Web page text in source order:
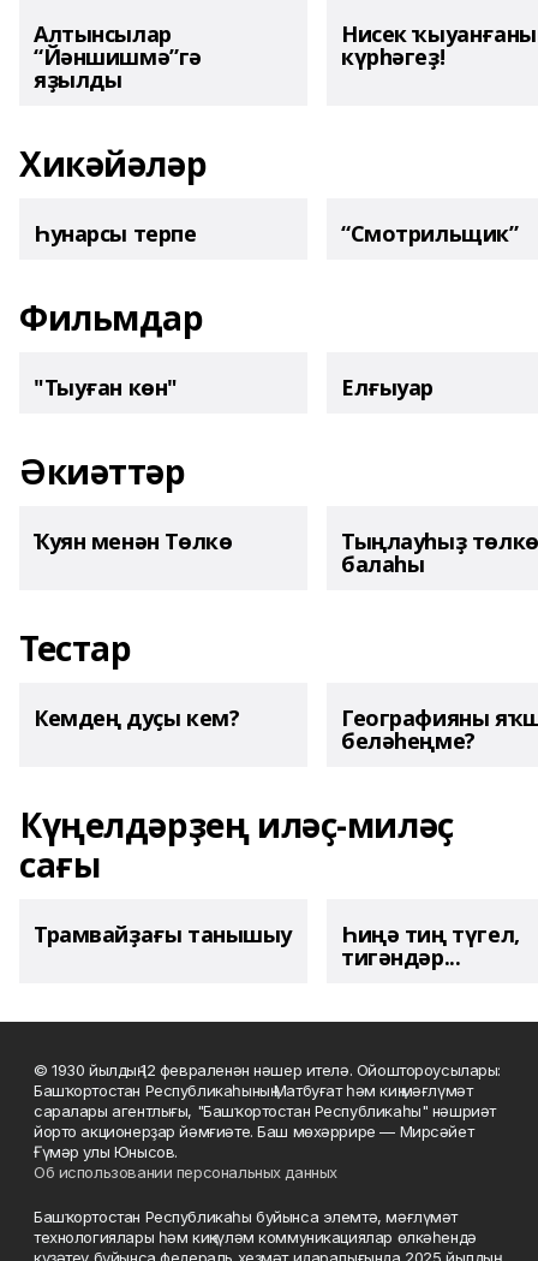
Алтынсылар
“Йәншишмә”гә
яҙылды
Нисек
күрһәгеҙ!
Хикәйәләр
Һунарсы терпе “Смотрильщик”
Фильмдар
"Тыуған көн" Елғыуар
Әкиәттәр
Ҡуян менән Төлкө Тыңлауһыҙ төлкө
балаһы
Тестар
Кемдең дуҫы кем? Географияны
беләһеңме?
Күңелдәрҙең иләҫ-миләҫ
сағы
Трамвайҙағы танышыу Һиңә тиң түгел,
тигәндәр...
© 1930 йылдың 12 февраленән нәшер ителә. Ойоштороусылары:
Башҡортостан Республикаһының Матбуғат һәм киң мәғлүмәт
саралары агентлығы, "Башҡортостан Республикаһы" нәшриәт
йорто акционерҙар йәмғиәте. Баш мөхәррире — Мирсәйет
Ғүмәр улы Юнысов.
Об использовании персональных данных
Башҡортостан Республикаһы буйынса элемтә, мәғлүмәт
технологиялары һәм киңкүләм коммуникациялар өлкәһендә